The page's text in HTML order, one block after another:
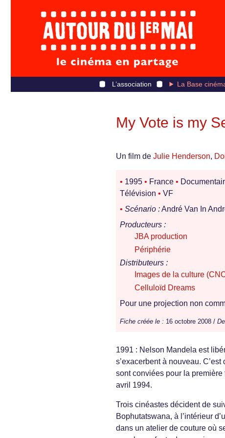
L’association La Base
My Vote is my
Un film de Julie Henderson,
• 1995 • France •
Télévision • VF
• Scénario :André Van In
Producteurs :
JBA production
Périphérie
Distributeurs :
Images de la culture
Celluloïd Dreams
Pour une projection non
Fiche créée le : 16 octobre 2008 /
1991 : Nelson Mandela est
s’exacerbent à nouveau.
sont conviées pour la
avril 1994.
Trois cinéastes décident de
Bophutatswana, à l’intérieur
dans un atelier de couture où